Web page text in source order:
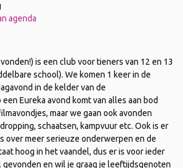
agenda
is een club voor tieners van 12 en 13
school). We komen 1 keer in de
in de kelder van de
Eureka avond komt van alles aan bod
maar we gaan ook avonden
schaatsen, kampvuur etc. Ook is er
over meer serieuze onderwerpen en de
hoog in het vaandel, dus er is voor ieder
gevonden en wil je graag je leeftijdsgenoten